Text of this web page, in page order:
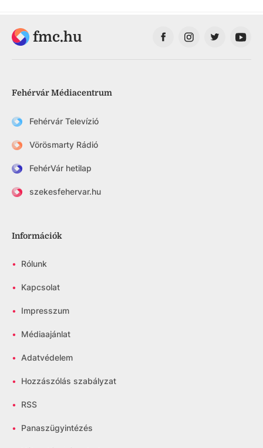
fmc.hu
Fehérvár Médiacentrum
Fehérvár Televízió
Vörösmarty Rádió
FehérVár hetilap
szekesfehervar.hu
Információk
• Rólunk
• Kapcsolat
• Impresszum
• Médiaajánlat
• Adatvédelem
• Hozzászólás szabályzat
• RSS
• Panaszügyintézés